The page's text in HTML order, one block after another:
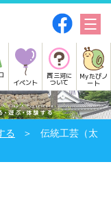
イベント
西三河に
ついて
Myたびノ
ート
る
伝統工芸（太